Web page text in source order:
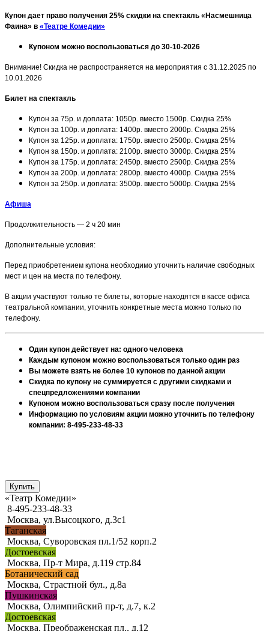
Купон дает право получения 25% скидки на спектакль «Насмешница
Фаина» в «Театре Комедии»
Купоном можно воспользоваться до 30-10-2026
Внимание! Скидка не распространяется на мероприятия с 31.12.2025 по
10.01.2026
Билет на спектакль
Купон за 75р. и доплата: 1050р. вместо 1500р. Скидка 25%
Купон за 100р. и доплата: 1400р. вместо 2000р. Скидка 25%
Купон за 125р. и доплата: 1750р. вместо 2500р. Скидка 25%
Купон за 150р. и доплата: 2100р. вместо 3000р. Скидка 25%
Купон за 175р. и доплата: 2450р. вместо 2500р. Скидка 25%
Купон за 200р. и доплата: 2800р. вместо 4000р. Скидка 25%
Купон за 250р. и доплата: 3500р. вместо 5000р. Скидка 25%
Афиша
Продолжительность — 2 ч 20 мин
Дополнительные условия:
Перед приобретением купона необходимо уточнить наличие свободных
мест и цен на места по телефону.
В акции участвуют только те билеты, которые находятся в кассе офиса
театральной компании, уточнить конкретные места можно только по
телефону.
Один купон действует на: одного человека
Каждым купоном можно воспользоваться только один раз
Вы можете взять не более 10 купонов по данной акции
Скидка по купону не суммируется с другими скидками и
спецпредложениями компании
Купоном можно воспользоваться сразу после получения
Информацию по условиям акции можно уточнить по телефону
компании: 8-495-233-48-33
«Театр Комедии»
8-495-233-48-33
Москва, ул.Высоцкого, д.3с1
Таганская
Москва, Суворовская пл.1/52 корп.2
Достоевская
Москва, Пр-т Мира, д.119 стр.84
Ботанический сад
Москва, Страстной бул., д.8а
Пушкинская
Москва, Олимпийский пр-т, д.7, к.2
Достоевская
Москва, Преображенская пл., д.12